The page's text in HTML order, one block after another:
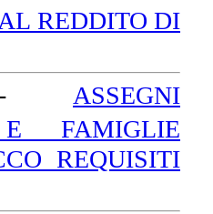
REDDITO DI
ASSEGNI
FAMIGLIE
REQUISITI